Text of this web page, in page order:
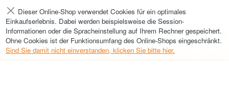
Schließen
Dieser Online-Shop verwendet Cookies für ein optimales
Einkaufserlebnis. Dabei werden beispielsweise die Session-
Informationen oder die Spracheinstellung auf Ihrem Rechner gespeichert.
Ohne Cookies ist der Funktionsumfang des Online-Shops eingeschränkt.
Sind Sie damit nicht einverstanden, klicken Sie bitte hier.